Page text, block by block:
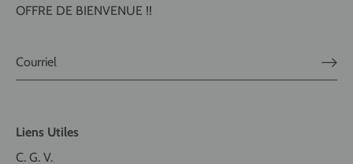
OFFRE DE BIENVENUE !!
Liens Utiles
C. G. V.